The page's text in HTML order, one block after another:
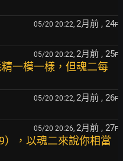
05/20 20:22, 2月前 , 24F
05/20 20:22, 2月前 , 25F
一模一樣，但魂二每
05/20 20:22, 2月前 , 26F
05/20 20:26, 2月前 , 27F
，以魂二來說你相當